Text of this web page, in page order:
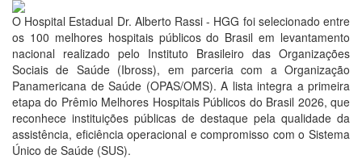
O Hospital Estadual Dr. Alberto Rassi - HGG foi selecionado entre
os 100 melhores hospitais públicos do Brasil em levantamento
nacional realizado pelo Instituto Brasileiro das Organizações
Sociais de Saúde (Ibross), em parceria com a Organização
Panamericana de Saúde (OPAS/OMS). A lista integra a primeira
etapa do Prêmio Melhores Hospitais Públicos do Brasil 2026, que
reconhece instituições públicas de destaque pela qualidade da
assistência, eficiência operacional e compromisso com o Sistema
Único de Saúde (SUS).